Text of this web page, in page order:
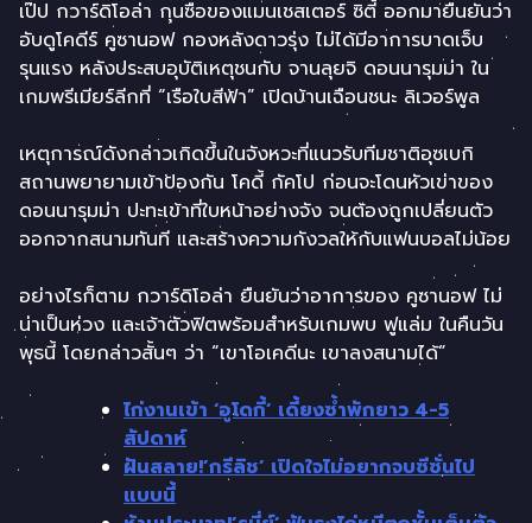
เป๊ป กวาร์ดิโอล่า กุนซือของแมนเชสเตอร์ ซิตี้ ออกมายืนยันว่า
อับดูโคดีร์ คูซานอฟ กองหลังดาวรุ่ง ไม่ได้มีอาการบาดเจ็บ
รุนแรง หลังประสบอุบัติเหตุชนกับ จานลุยจิ ดอนนารุมม่า ใน
เกมพรีเมียร์ลีกที่ “เรือใบสีฟ้า” เปิดบ้านเฉือนชนะ ลิเวอร์พูล
เหตุการณ์ดังกล่าวเกิดขึ้นในจังหวะที่แนวรับทีมชาติอุซเบกิ
สถานพยายามเข้าป้องกัน โคดี้ กัคโป ก่อนจะโดนหัวเข่าของ
ดอนนารุมม่า ปะทะเข้าที่ใบหน้าอย่างจัง จนต้องถูกเปลี่ยนตัว
ออกจากสนามทันที และสร้างความกังวลให้กับแฟนบอลไม่น้อย
อย่างไรก็ตาม กวาร์ดิโอล่า ยืนยันว่าอาการของ คูซานอฟ ไม่
น่าเป็นห่วง และเจ้าตัวฟิตพร้อมสำหรับเกมพบ ฟูแล่ม ในคืนวัน
พุธนี้ โดยกล่าวสั้นๆ ว่า “เขาโอเคดีนะ เขาลงสนามได้”
ไก่งานเข้า ‘อูโดกี้’ เดี้ยงซ้ำพักยาว 4-5
สัปดาห์
ฝันสลาย!’กรีลิช’ เปิดใจไม่อยากจบซีซั่นไป
แบบนี้